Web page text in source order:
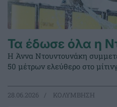
Τα έδωσε όλα η
Η Άννα Ντουντουνάκη
50 μέτρων ελεύθερο στο
28.06.2026 ΚΟΛΥΜΒΗΣΗ